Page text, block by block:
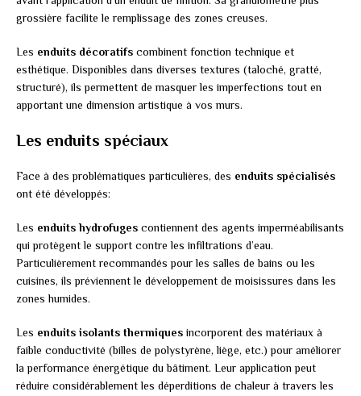
grossière facilite le remplissage des zones creuses.
Les enduits décoratifs combinent fonction technique et
esthétique. Disponibles dans diverses textures (taloché, gratté,
structuré), ils permettent de masquer les imperfections tout en
apportant une dimension artistique à vos murs.
Les enduits spéciaux
Face à des problématiques particulières, des enduits spécialisés
ont été développés:
Les enduits hydrofuges contiennent des agents imperméabilisants
qui protègent le support contre les infiltrations d’eau.
Particulièrement recommandés pour les salles de bains ou les
cuisines, ils préviennent le développement de moisissures dans les
zones humides.
Les enduits isolants thermiques incorporent des matériaux à
faible conductivité (billes de polystyrène, liège, etc.) pour améliorer
la performance énergétique du bâtiment. Leur application peut
réduire considérablement les déperditions de chaleur à travers les